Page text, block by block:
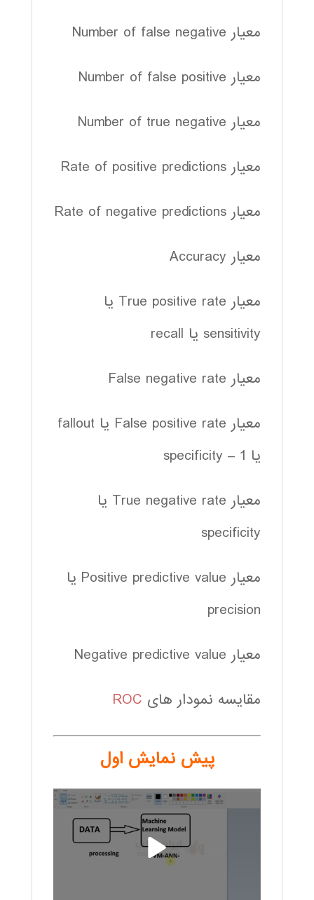
معیار Number of false negative
معیار Number of false positive
معیار Number of true negative
معیار Rate of positive predictions
معیار Rate of negative predictions
معیار Accuracy
معیار True positive rate یا
sensitivity یا recall
معیار False negative rate
معیار False positive rate یا fallout
یا 1 – specificity
معیار True negative rate یا
specificity
معیار Positive predictive value یا
precision
معیار Negative predictive value
مقایسه نمودار های ROC
پیش نمایش اول